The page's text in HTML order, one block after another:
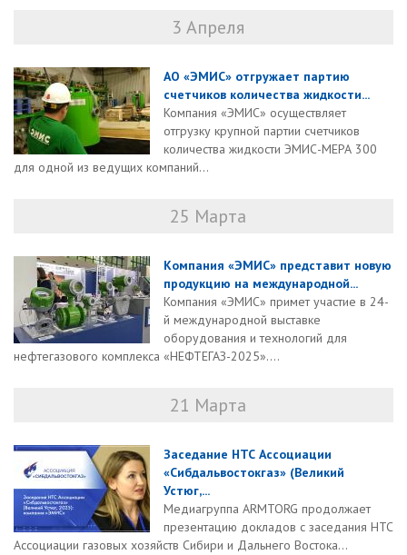
3 Апреля
АО «ЭМИС» отгружает партию
счетчиков количества жидкости...
Компания «ЭМИС» осуществляет
отгрузку крупной партии счетчиков
количества жидкости ЭМИС-МЕРА 300
для одной из ведущих компаний...
25 Марта
Компания «ЭМИС» представит новую
продукцию на международной...
Компания «ЭМИС» примет участие в 24-
й международной выставке
оборудования и технологий для
нефтегазового комплекса «НЕФТЕГАЗ-2025»....
21 Марта
Заседание НТС Ассоциации
«Сибдальвостокгаз» (Великий
Устюг,...
Медиагруппа ARMTORG продолжает
презентацию докладов с заседания НТС
Ассоциации газовых хозяйств Сибири и Дальнего Востока...